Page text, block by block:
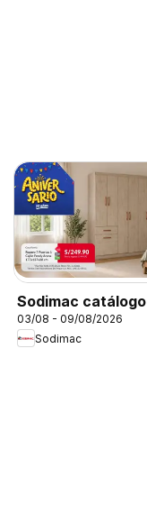
Sodimac catálogo
03/08 - 09/08/2026
Sodimac